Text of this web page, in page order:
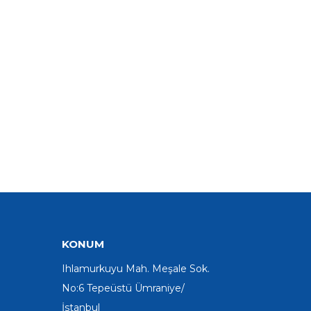
KONUM
Ihlamurkuyu Mah. Meşale Sok.
No:6 Tepeüstü Ümraniye/
İstanbul